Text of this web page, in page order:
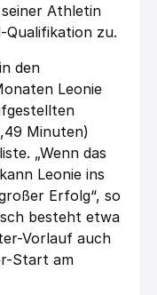
Athletin
Qualifikation zu.
den
Leonie
Minuten)
„Wenn das
Leonie ins
Erfolg“, so
besteht etwa
Vorlauf auch
Start am